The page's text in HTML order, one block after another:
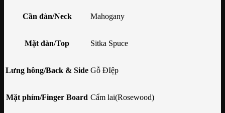
Cần đàn/Neck Mahogany
Mặt đàn/Top Sitka Spuce
Lưng hông/Back & Side Gỗ ĐIệp
Mặt phím/Finger Board Cẩm lai(Rosewood)